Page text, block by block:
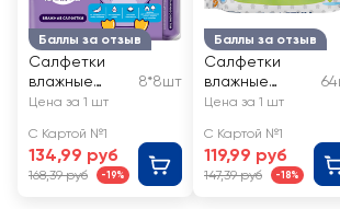
Баллы за отзыв
Салфетки
влажные
детские
8x8шт
8*8шт
Цена за 1 шт
С Картой №1
134,99 руб
168,39 руб -19%
Баллы за отзыв
Салфетки
влажные
детские LITTLE
отдушки
Цена за 1 шт
С Картой №1
119,99 руб
147,39 руб -18%